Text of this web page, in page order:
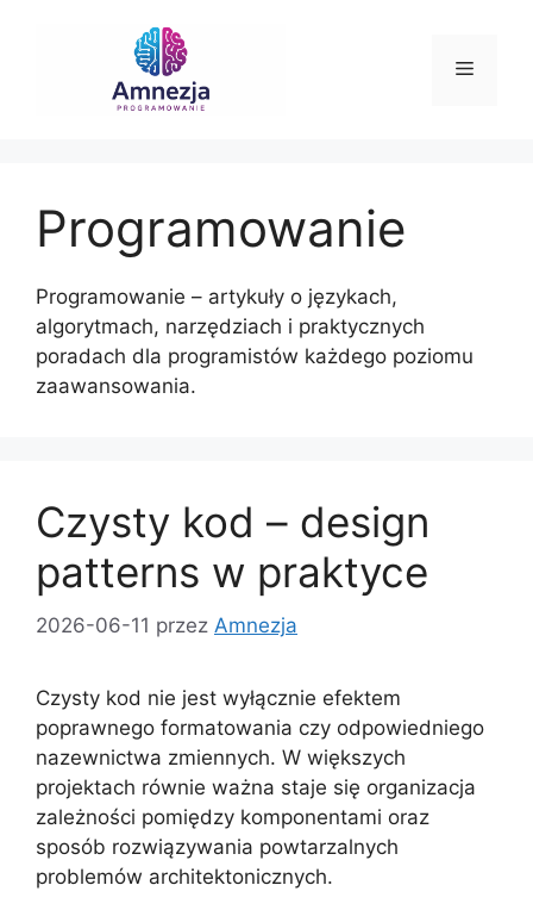
Menu
Programowanie
Programowanie – artykuły o językach,
algorytmach, narzędziach i praktycznych
poradach dla programistów każdego poziomu
zaawansowania.
Czysty kod – design
patterns w praktyce
2026-06-11 przez Amnezja
Czysty kod nie jest wyłącznie efektem
poprawnego formatowania czy odpowiedniego
nazewnictwa zmiennych. W większych
projektach równie ważna staje się organizacja
zależności pomiędzy komponentami oraz
sposób rozwiązywania powtarzalnych
problemów architektonicznych.